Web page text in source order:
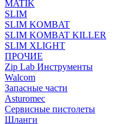
MATIK
SLIM
SLIM KOMBAT
SLIM KOMBAT KILLER
SLIM XLIGHT
ПРОЧИЕ
Zip Lab Инструменты
Walсom
Запасные части
Asturomec
Сервисные пистолеты
Шланги